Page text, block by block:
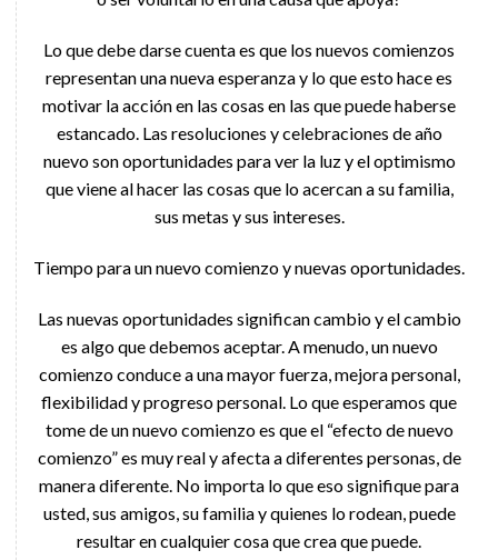
Lo que debe darse cuenta es que los nuevos comienzos
representan una nueva esperanza y lo que esto hace es
motivar la acción en las cosas en las que puede haberse
estancado. Las resoluciones y celebraciones de año
nuevo son oportunidades para ver la luz y el optimismo
que viene al hacer las cosas que lo acercan a su familia,
sus metas y sus intereses.
Tiempo para un nuevo comienzo y nuevas oportunidades.
Las nuevas oportunidades significan cambio y el cambio
es algo que debemos aceptar. A menudo, un nuevo
comienzo conduce a una mayor fuerza, mejora personal,
flexibilidad y progreso personal. Lo que esperamos que
tome de un nuevo comienzo es que el “efecto de nuevo
comienzo” es muy real y afecta a diferentes personas, de
manera diferente. No importa lo que eso signifique para
usted, sus amigos, su familia y quienes lo rodean, puede
resultar en cualquier cosa que crea que puede.